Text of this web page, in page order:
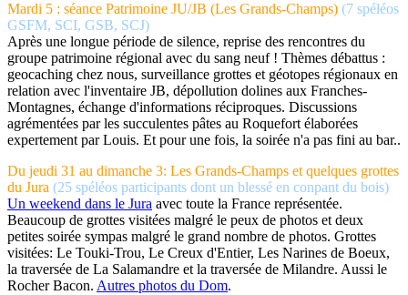
Mardi 5 : séance Patrimoine JU/JB (Les Grands-Champs) (7 spéléos
GSFM, SCI, GSB, SCJ)
Après une longue période de silence, reprise des rencontres du
groupe patrimoine régional avec du sang neuf ! Thèmes débattus :
geocaching chez nous, surveillance grottes et géotopes régionaux en
relation avec l'inventaire JB, dépollution dolines aux Franches-
Montagnes, échange d'informations réciproques. Discussions
agrémentées par les succulentes pâtes au Roquefort élaborées
expertement par Louis. Et pour une fois, la soirée n'a pas fini au bar..
Du jeudi 31 au dimanche 3: Les Grands-Champs et quelques grottes
du Jura (25 spéléos participants dont un blessé en conpant du bois)
Un weekend dans le Jura avec toute la France représentée.
Beaucoup de grottes visitées malgré le peux de photos et deux
petites soirée sympas malgré le grand nombre de photos. Grottes
visitées: Le Touki-Trou, Le Creux d'Entier, Les Narines de Boeux,
la traversée de La Salamandre et la traversée de Milandre. Aussi le
Rocher Bacon. Autres photos du Dom.